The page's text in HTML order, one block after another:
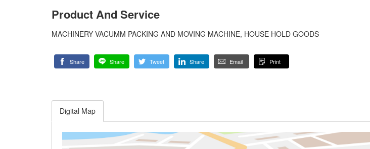
Product And Service
MACHINERY VACUMM PACKING AND MOVING MACHINE, HOUSE HOLD GOODS
Share Share Tweet Share Email Print
Digital Map